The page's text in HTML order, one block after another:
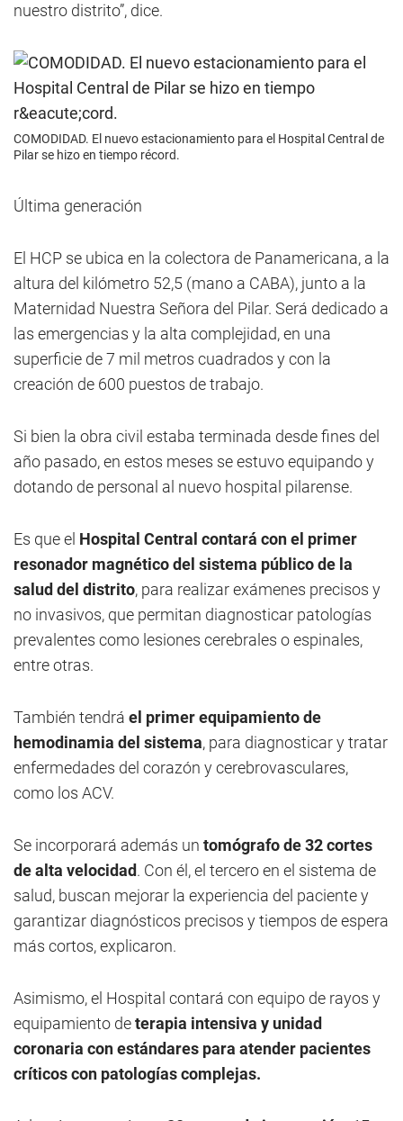
nuestro distrito”, dice.
COMODIDAD. El nuevo estacionamiento para el Hospital Central de
Pilar se hizo en tiempo récord.
Última generación
El HCP se ubica en la colectora de Panamericana, a la
altura del kilómetro 52,5 (mano a CABA), junto a la
Maternidad Nuestra Señora del Pilar. Será dedicado a
las emergencias y la alta complejidad, en una
superficie de 7 mil metros cuadrados y con la
creación de 600 puestos de trabajo.
Si bien la obra civil estaba terminada desde fines del
año pasado, en estos meses se estuvo equipando y
dotando de personal al nuevo hospital pilarense.
Es que el Hospital Central contará con el primer
resonador magnético del sistema público de la
salud del distrito, para realizar exámenes precisos y
no invasivos, que permitan diagnosticar patologías
prevalentes como lesiones cerebrales o espinales,
entre otras.
También tendrá el primer equipamiento de
hemodinamia del sistema, para diagnosticar y tratar
enfermedades del corazón y cerebrovasculares,
como los ACV.
Se incorporará además un tomógrafo de 32 cortes
de alta velocidad. Con él, el tercero en el sistema de
salud, buscan mejorar la experiencia del paciente y
garantizar diagnósticos precisos y tiempos de espera
más cortos, explicaron.
Asimismo, el Hospital contará con equipo de rayos y
equipamiento deterapia intensiva y unidad
coronaria con estándares para atender pacientes
críticos con patologías complejas.